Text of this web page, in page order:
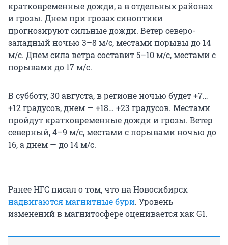
кратковременные дожди, а в отдельных районах
и грозы. Днем при грозах синоптики
прогнозируют сильные дожди. Ветер северо-
западный ночью 3–8 м/с, местами порывы до 14
м/с. Днем сила ветра составит 5–10 м/с, местами с
порывами до 17 м/с.
В субботу, 30 августа, в регионе ночью будет +7…
+12 градусов, днем — +18… +23 градусов. Местами
пройдут кратковременные дожди и грозы. Ветер
северный, 4–9 м/с, местами с порывами ночью до
16, а днем — до 14 м/с.
Ранее НГС писал о том, что на Новосибирск
надвигаются магнитные бури. Уровень
изменений в магнитосфере оценивается как G1.